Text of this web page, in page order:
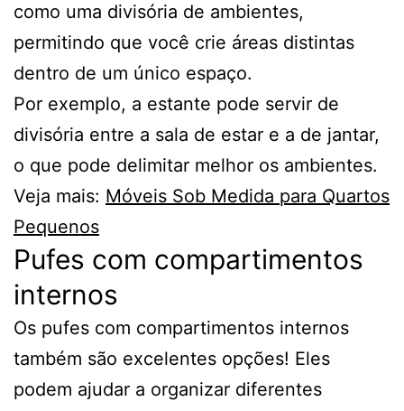
como uma divisória de ambientes,
permitindo que você crie áreas distintas
dentro de um único espaço.
Por exemplo, a estante pode servir de
divisória entre a sala de estar e a de jantar,
o que pode delimitar melhor os ambientes.
Veja mais: Móveis Sob Medida para Quartos
Pequenos
Pufes com compartimentos
internos
Os pufes com compartimentos internos
também são excelentes opções! Eles
podem ajudar a organizar diferentes